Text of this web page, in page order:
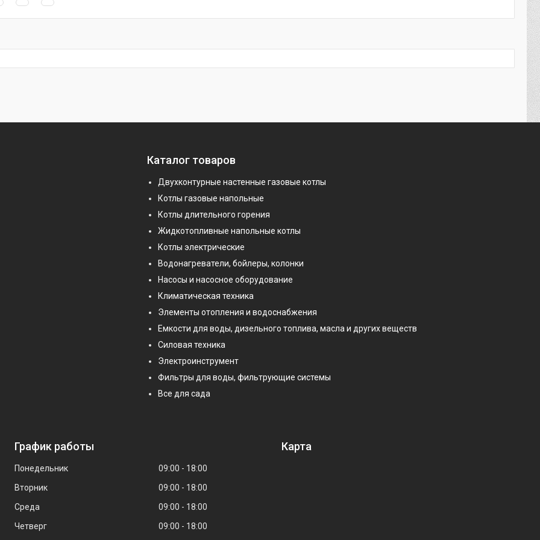
Каталог товаров
Двухконтурные настенные газовые котлы
Котлы газовые напольные
Котлы длительного горения
Жидкотопливные напольные котлы
Котлы электрические
Водонагреватели, бойлеры, колонки
Насосы и насосное оборудование
Климатическая техника
Элементы отопления и водоснабжения
Емкости для воды, дизельного топлива, масла и других веществ
Силовая техника
Электроинструмент
Фильтры для воды, фильтрующие системы
Все для сада
График работы
Понедельник 09:00
18:00
Вторник
09:00
18:00
Среда
09:00
18:00
Четверг
09:00 18:00
Карта